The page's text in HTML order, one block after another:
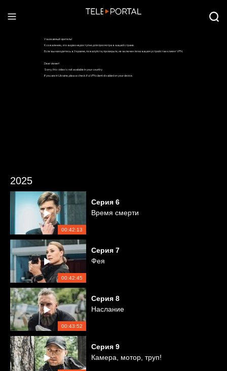
2025
00:42:13
Серия 6
Время смерти
00:42:45
Серия 7
Фея
00:43:52
Серия 8
Наслание
Серия 9
Камера, мотор, труп!